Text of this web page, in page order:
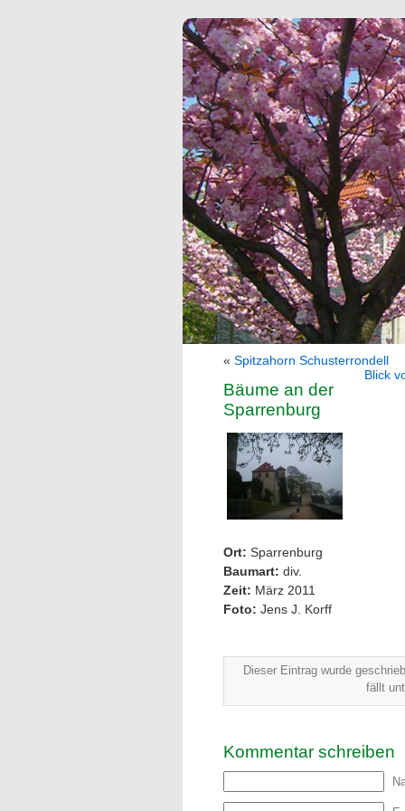
« Spitzahorn Schusterrondell
Blick
Bäume an der
Sparrenburg
Ort: Sparrenburg
Baumart: div.
Zeit: März 2011
Foto: Jens J. Korff
Dieser Eintrag wurde
fällt
Kommentar schreiben